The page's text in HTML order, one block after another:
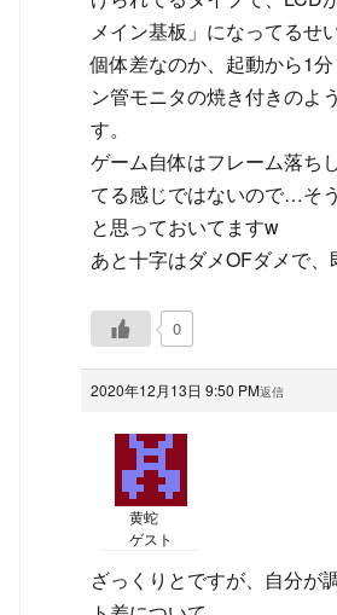
メイン基板」になってるせ
個体差なのか、起動から1
ン管モニタの焼き付きのよ
す。
ゲーム自体はフレーム落ち
てる感じではないので…そ
と思っておいてますw
あと十字はダメOFダメで、
0
2020年12月13日 9:50 PM返信
黄蛇
ゲスト
ざっくりとですが、自分が